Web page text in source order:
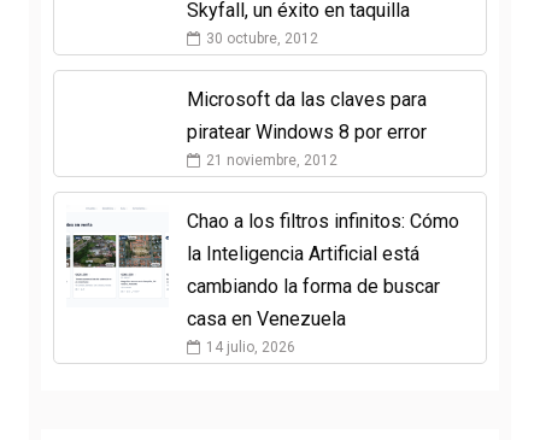
Skyfall, un éxito en taquilla
30 octubre, 2012
Microsoft da las claves para
piratear Windows 8 por error
21 noviembre, 2012
Chao a los filtros infinitos: Cómo
la Inteligencia Artificial está
cambiando la forma de buscar
casa en Venezuela
14 julio, 2026